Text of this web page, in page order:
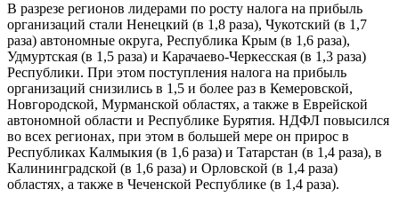
В разрезе регионов лидерами по росту налога на прибыль
организаций стали Ненецкий (в 1,8 раза), Чукотский (в 1,7
раза) автономные округа, Республика Крым (в 1,6 раза),
Удмуртская (в 1,5 раза) и Карачаево-Черкесская (в 1,3 раза)
Республики. При этом поступления налога на прибыль
организаций снизились в 1,5 и более раз в Кемеровской,
Новгородской, Мурманской областях, а также в Еврейской
автономной области и Республике Бурятия. НДФЛ повысился
во всех регионах, при этом в большей мере он прирос в
Республиках Калмыкия (в 1,6 раза) и Татарстан (в 1,4 раза), в
Калининградской (в 1,6 раза) и Орловской (в 1,4 раза)
областях, а также в Чеченской Республике (в 1,4 раза).